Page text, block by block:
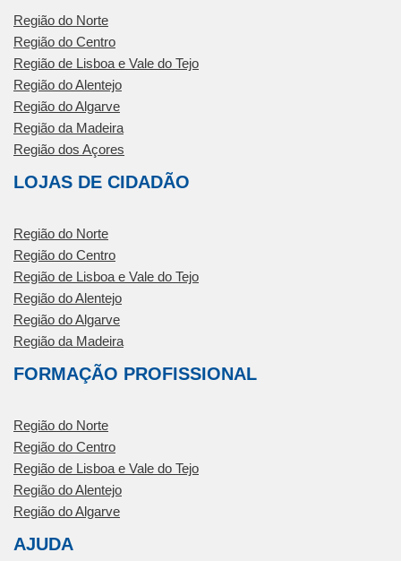
Região do Norte
Região do Centro
Região de Lisboa e Vale do Tejo
Região do Alentejo
Região do Algarve
Região da Madeira
Região dos Açores
LOJAS DE CIDADÃO
Região do Norte
Região do Centro
Região de Lisboa e Vale do Tejo
Região do Alentejo
Região do Algarve
Região da Madeira
FORMAÇÃO PROFISSIONAL
Região do Norte
Região do Centro
Região de Lisboa e Vale do Tejo
Região do Alentejo
Região do Algarve
AJUDA